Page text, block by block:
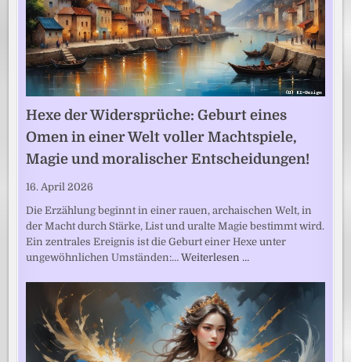
Hexe der Widersprüche: Geburt eines
Omen in einer Welt voller Machtspiele,
Magie und moralischer Entscheidungen!
16. April 2026
Die Erzählung beginnt in einer rauen, archaischen Welt, in
der Macht durch Stärke, List und uralte Magie bestimmt wird.
Ein zentrales Ereignis ist die Geburt einer Hexe unter
ungewöhnlichen Umständen:…Weiterlesen …